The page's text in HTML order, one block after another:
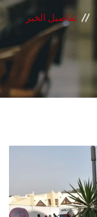
الرعاية الصحية
المراكز والوحدات
الأنظمة الذكية
الطلاب
تفاصيل الخبر